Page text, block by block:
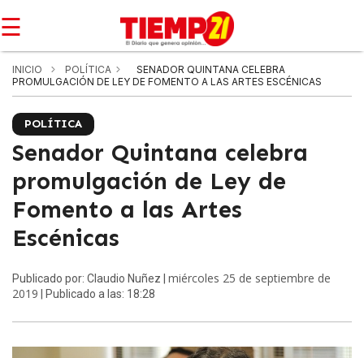
☰
INICIO POLÍTICA
SENADOR QUINTANA CELEBRA
PROMULGACIÓN DE LEY DE FOMENTO A LAS ARTES ESCÉNICAS
POLÍTICA
Senador Quintana celebra
promulgación de Ley de
Fomento a las Artes
Escénicas
Publicado por: Claudio Nuñez | miércoles 25 de septiembre de
2019 | Publicado a las: 18:28